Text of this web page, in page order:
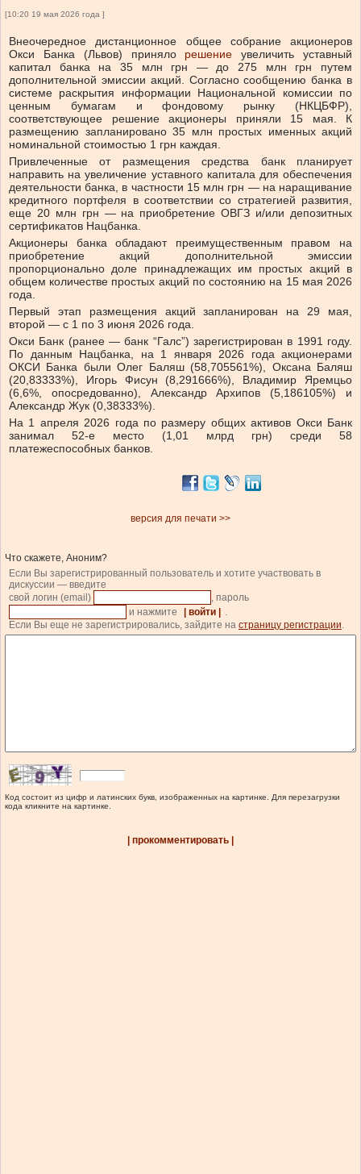
[10:20 19 мая 2026 года ]
Внеочередное дистанционное общее собрание акционеров
Окси Банка (Львов) приняло решениеувеличить уставный
капитал банка на 35 млн грн — до 275 млн грн путем
дополнительной эмиссии акций. Согласно сообщению банка в
системе раскрытия информации Национальной комиссии по
ценным бумагам и фондовому рынку (НКЦБФР),
соответствующее решение акционеры приняли 15 мая. К
размещению запланировано 35 млн простых именных акций
номинальной стоимостью 1 грн каждая.
Привлеченные от размещения средства банк планирует
направить на увеличение уставного капитала для обеспечения
деятельности банка, в частности 15 млн грн — на наращивание
кредитного портфеля в соответствии со стратегией развития,
еще 20 млн грн — на приобретение ОВГЗ и/или депозитных
сертификатов Нацбанка.
Акционеры банка обладают преимущественным правом на
приобретение акций дополнительной эмиссии
пропорционально доле принадлежащих им простых акций в
общем количестве простых акций по состоянию на 15 мая 2026
года.
Первый этап размещения акций запланирован на 29 мая,
второй — с 1 по 3 июня 2026 года.
Окси Банк (ранее — банк “Галс”) зарегистрирован в 1991 году.
По данным Нацбанка, на 1 января 2026 года акционерами
ОКСИ Банка были Олег Баляш (58,705561%), Оксана Баляш
(20,83333%), Игорь Фисун (8,291666%), Владимир Яремцьо
(6,6%, опосредованно), Александр Архипов (5,186105%) и
Александр Жук (0,38333%).
На 1 апреля 2026 года по размеру общих активов Окси Банк
занимал 52-е место (1,01 млрд грн) среди 58
платежеспособных банков.
версия для печати >>
Что скажете, Аноним?
Если Вы зарегистрированный пользователь и хотите участвовать в
дискуссии — введите
свой логин (email)
, пароль
и нажмите
| войти |
.
Если Вы еще не зарегистрировались, зайдите на страницу регистрации.
Код состоит из цифр и латинских букв, изображенных на картинке. Для перезагрузки
кода кликните на картинке.
| прокомментировать |